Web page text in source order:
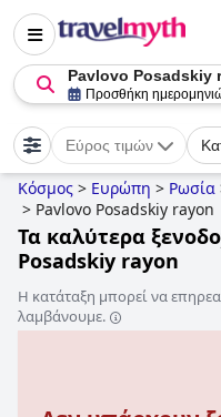
Pavlovo Posadskiy
Προσθήκη
Εύρος τιμών
Κόσμος > Ευρώπη > Ρωσία
> Pavlovo Posadskiy rayon
Τα καλύτερα
Posadskiy rayon
Η κατάταξη μπορεί να
λαμβάνουμε.